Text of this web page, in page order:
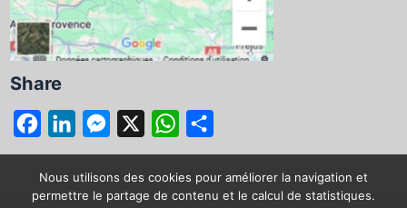
Share
a
c
i
n
e
s
W
h
a
h
a
Nous utilisons des cookies pour améliorer la navigation et
permettre le partage de contenu et le calcul de statistiques.